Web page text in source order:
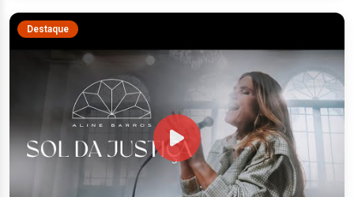
Destaque